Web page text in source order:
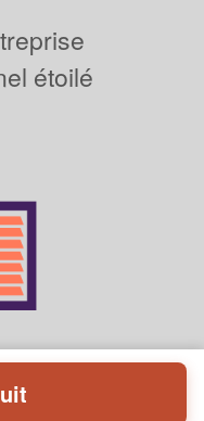
étoilé
pro